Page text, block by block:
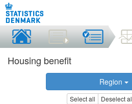
Housing benefit
Region
Select all Deselect